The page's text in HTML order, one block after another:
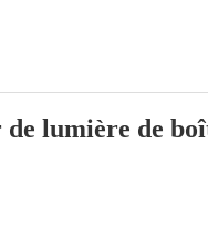
lumière de